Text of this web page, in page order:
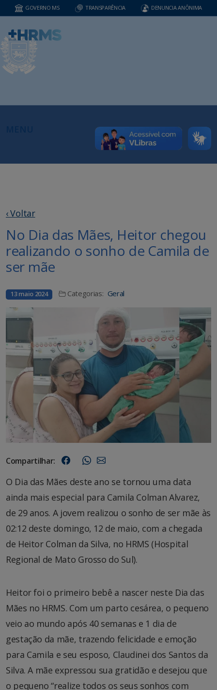
GOVERNO MS TRANSPARÊNCIA DENUNCIA ANÔNIMA
‹ Voltar
No Dia das Mães, Heitor chegou
realizando o sonho de Camila de
ser mãe
13 maio 2024 Categorias: Geral
Compartilhar:
O Dia das Mães deste ano se tornou uma data
ainda mais especial para Camila Colman Alvarez,
de 29 anos. A jovem realizou o sonho de ser mãe às
02:12 deste domingo, 12 de maio, com a chegada
de Heitor Colman da Silva, no HRMS (Hospital
Regional de Mato Grosso do Sul).
Heitor foi o primeiro bebê a nascer neste Dia das
Mães no HRMS. Com um parto cesárea, o pequeno
veio ao mundo após 40 semanas e 1 dia de
gestação da mãe, trazendo felicidade e emoção
para Camila e seu esposo, Claudinei dos Santos da
Silva. A mãe expressou sua gratidão e desejou que
o pequeno “realize todos os seus sonhos com